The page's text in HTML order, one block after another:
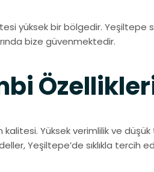
yüksek bir bölgedir. Yeşiltepe
bize güvenmektedir.
Yüksek verimlilik ve
Yeşiltepe’de sıklıkla tercih